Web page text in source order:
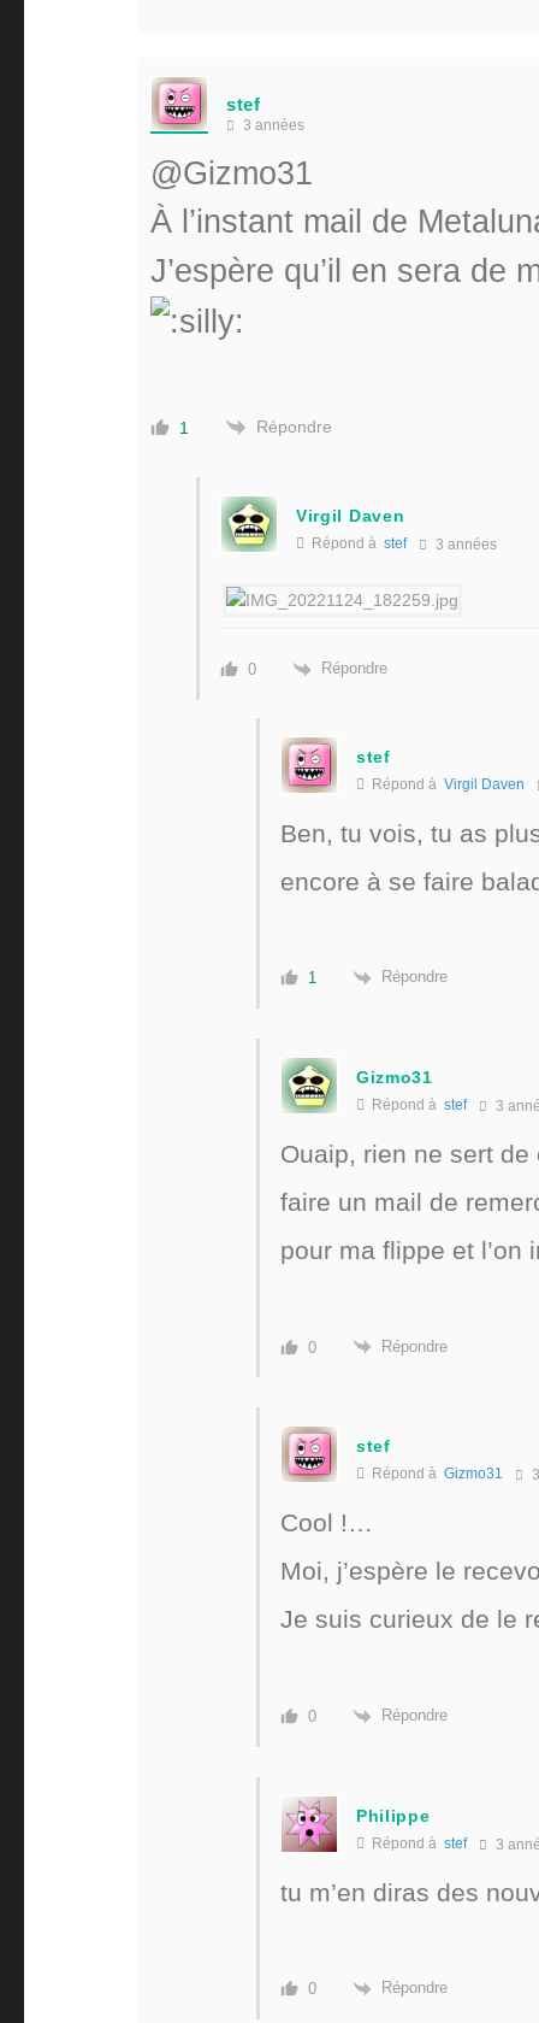
stef
3 années
@Gizmo31
À l’instant mail de
J’espère qu’il en sera
1 Répondre
Virgil Daven
Répond à stef 3 années
0 Répondre
stef
Répond à Virgil Daven
Ben, tu vois, tu as
encore à se faire
1 Répondre
Gizmo31
Répond à stef 3
Ouaip, rien ne sert de
faire un mail de
pour ma flippe et l’on
0 Répondre
stef
Répond à Gizmo31
Cool !…
Moi, j’espère le
Je suis curieux de le
0 Répondre
Philippe
Répond à stef 3
tu m’en diras des
0 Répondre